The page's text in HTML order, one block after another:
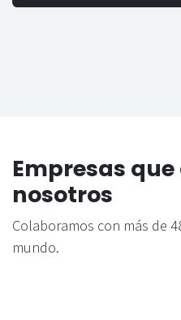
Empresas
nosotros
Colaboramos con más de
mundo.